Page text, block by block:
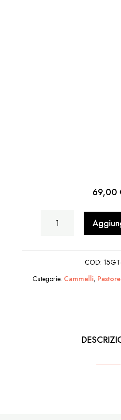
69,00
Cammello
piedi
quantità
COD:
Categorie: Cammelli,